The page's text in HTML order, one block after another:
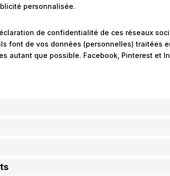
personnalisée.
de confidentialité de ces réseaux
font de vos données (personnelles) traitées
autant que possible. Facebook, Pinterest et